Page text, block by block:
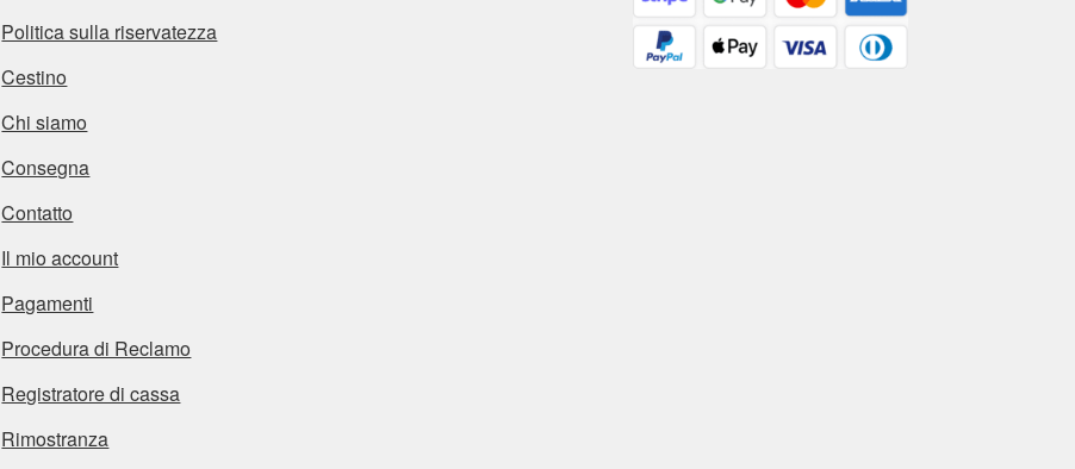
Politica sulla riservatezza
Cestino
Chi siamo
Consegna
Contatto
Il mio account
Pagamenti
Procedura di Reclamo
Registratore di cassa
Rimostranza